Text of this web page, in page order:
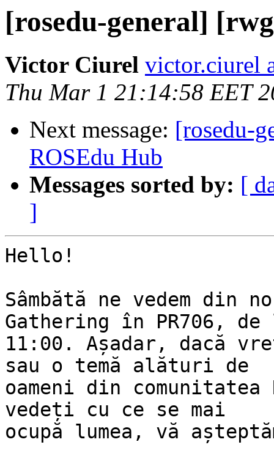
[rosedu-general]
Victor Ciurel victor.ciurel
Thu Mar 1 21:14:58 EET
Next message: [rosedu-
ROSEdu Hub
Messages sorted by: [
]
Hello!
Sâmbătă ne vedem din
Gathering în PR706,
11:00. Așadar, dacă
sau o temă alături de
oameni din
vedeți cu ce se mai
ocupă lumea, vă